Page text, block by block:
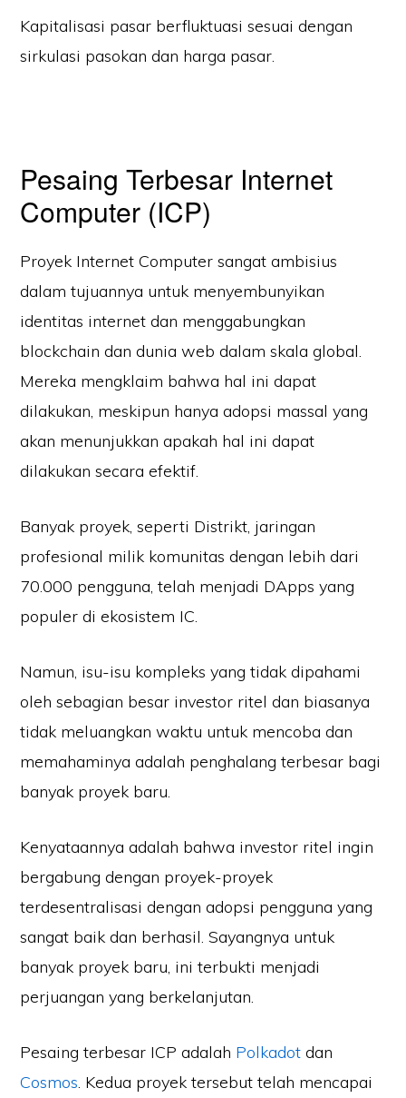
Kapitalisasi pasar berfluktuasi sesuai dengan
sirkulasi pasokan dan harga pasar.
Pesaing Terbesar Internet
Computer (ICP)
Proyek Internet Computer sangat ambisius
dalam tujuannya untuk menyembunyikan
identitas internet dan menggabungkan
blockchain dan dunia web dalam skala global.
Mereka mengklaim bahwa hal ini dapat
dilakukan, meskipun hanya adopsi massal yang
akan menunjukkan apakah hal ini dapat
dilakukan secara efektif.
Banyak proyek, seperti Distrikt, jaringan
profesional milik komunitas dengan lebih dari
70.000 pengguna, telah menjadi DApps yang
populer di ekosistem IC.
Namun, isu-isu kompleks yang tidak dipahami
oleh sebagian besar investor ritel dan biasanya
tidak meluangkan waktu untuk mencoba dan
memahaminya adalah penghalang terbesar bagi
banyak proyek baru.
Kenyataannya adalah bahwa investor ritel ingin
bergabung dengan proyek-proyek
terdesentralisasi dengan adopsi pengguna yang
sangat baik dan berhasil. Sayangnya untuk
banyak proyek baru, ini terbukti menjadi
perjuangan yang berkelanjutan.
Pesaing terbesar ICP adalah Polkadot dan
Cosmos. Kedua proyek tersebut telah mencapai